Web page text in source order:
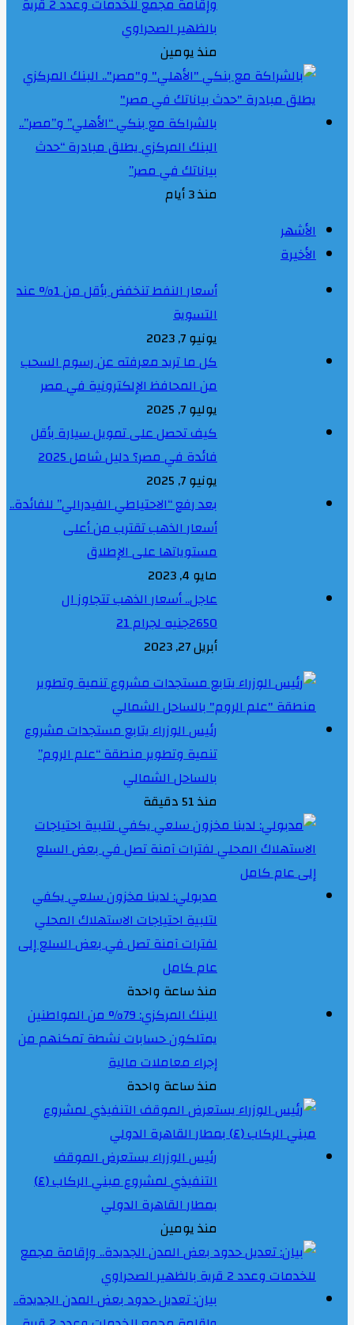
بالظهير الصحراوي
منذ يومين
بالشراكة مع بنكي “الأهلي” و”مصر”..
البنك المركزي يطلق مبادرة “حدث
بياناتك في مصر”
منذ 3 أيام
الأشهر
الأخيرة
أسعار النفط تنخفض بأقل من 1% عند
التسوية
يونيو 7, 2023
كل ما تريد معرفته عن رسوم السحب
من المحافظ الإلكترونية في مصر
يوليو 7, 2025
كيف تحصل على تمويل سيارة بأقل
فائدة في مصر؟ دليل شامل 2025
يونيو 7, 2025
بعد رفع “الاحتياطي الفيدرالي” للفائدة..
أسعار الذهب تقترب من أعلى
مستوياتها على الإطلاق
مايو 4, 2023
عاجل.. أسعار الذهب تتجاوز ال
2650جنيه لجرام 21
أبريل 27, 2023
رئيس الوزراء يتابع مستجدات مشروع
تنمية وتطوير منطقة “علم الروم”
بالساحل الشمالي
منذ 51 دقيقة
مدبولي: لدينا مخزون سلعي يكفي
لتلبية احتياجات الاستهلاك المحلي
لفترات آمنة تصل في بعض السلع إلى
عام كامل
منذ ساعة واحدة
البنك المركزي: 79% من المواطنين
يمتلكون حسابات نشطة تمكنهم من
إجراء معاملات مالية
منذ ساعة واحدة
رئيس الوزراء يستعرض الموقف
التنفيذي لمشروع مبني الركاب (٤)
بمطار القاهرة الدولي
منذ يومين
بيان: تعديل حدود بعض المدن الجديدة..